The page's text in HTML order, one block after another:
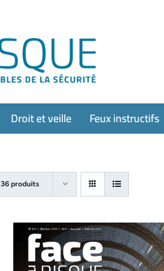
Droit et veille Feux instructifs
36 produits